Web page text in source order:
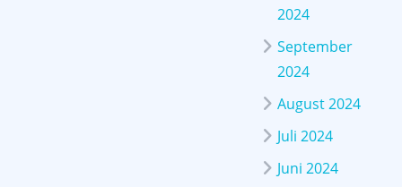
2024
September
2024
August 2024
Juli 2024
Juni 2024